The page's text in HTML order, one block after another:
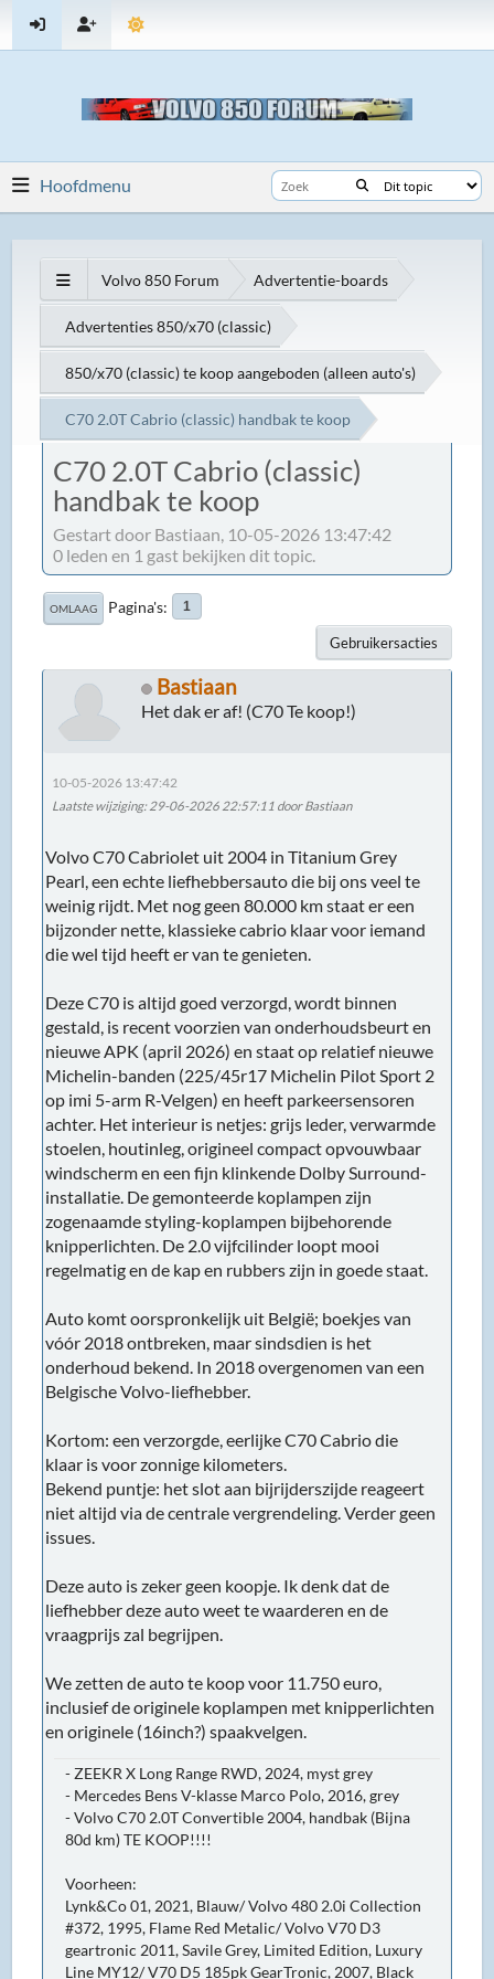
Hoofdmenu
Volvo 850 Forum Advertentie-boards
Advertenties 850/x70 (classic)
850/x70 (classic) te koop aangeboden (alleen auto's)
C70 2.0T Cabrio (classic) handbak te koop
C70 2.0T Cabrio (classic)
handbak te koop
Gestart door Bastiaan, 10-05-2026 13:47:42
0 leden en 1 gast bekijken dit topic.
OMLAAG Pagina's 1
Gebruikersacties
Bastiaan
Het dak er af! (C70 Te koop!)
10-05-2026 13:47:42
Laatste wijziging: 29-06-2026 22:57:11 door Bastiaan
Volvo C70 Cabriolet uit 2004 in Titanium Grey
Pearl, een echte liefhebbersauto die bij ons veel te
weinig rijdt. Met nog geen 80.000 km staat er een
bijzonder nette, klassieke cabrio klaar voor iemand
die wel tijd heeft er van te genieten.
Deze C70 is altijd goed verzorgd, wordt binnen
gestald, is recent voorzien van onderhoudsbeurt en
nieuwe APK (april 2026) en staat op relatief nieuwe
Michelin-banden (225/45r17 Michelin Pilot Sport 2
op imi 5-arm R-Velgen) en heeft parkeersensoren
achter. Het interieur is netjes: grijs leder, verwarmde
stoelen, houtinleg, origineel compact opvouwbaar
windscherm en een fijn klinkende Dolby Surround-
installatie. De gemonteerde koplampen zijn
zogenaamde styling-koplampen bijbehorende
knipperlichten. De 2.0 vijfcilinder loopt mooi
regelmatig en de kap en rubbers zijn in goede staat.
Auto komt oorspronkelijk uit België; boekjes van
vóór 2018 ontbreken, maar sindsdien is het
onderhoud bekend. In 2018 overgenomen van een
Belgische Volvo-liefhebber.
Kortom: een verzorgde, eerlijke C70 Cabrio die
klaar is voor zonnige kilometers.
Bekend puntje: het slot aan bijrijderszijde reageert
niet altijd via de centrale vergrendeling. Verder geen
issues.
Deze auto is zeker geen koopje. Ik denk dat de
liefhebber deze auto weet te waarderen en de
vraagprijs zal begrijpen.
We zetten de auto te koop voor 11.750 euro,
inclusief de originele koplampen met knipperlichten
en originele (16inch?) spaakvelgen.
- ZEEKR X Long Range RWD, 2024, myst grey
- Mercedes Bens V-klasse Marco Polo, 2016, grey
- Volvo C70 2.0T Convertible 2004, handbak (Bijna
80d km) TE KOOP!!!!
Voorheen:
Lynk&Co 01, 2021, Blauw/ Volvo 480 2.0i Collection
#372, 1995, Flame Red Metalic/ Volvo V70 D3
geartronic 2011, Savile Grey, Limited Edition, Luxury
Line MY12/ V70 D5 185pk GearTronic, 2007, Black